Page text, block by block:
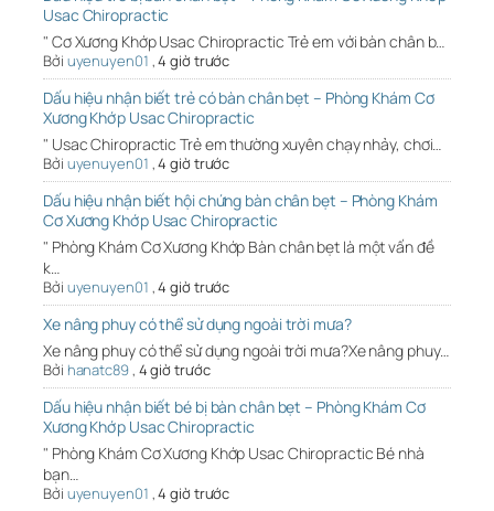
Usac Chiropractic
" Cơ Xương Khớp Usac Chiropractic Trẻ em với bàn chân b…
Bởi uyenuyen01 ,4 giờ trước
Dấu hiệu nhận biết trẻ có bàn chân bẹt – Phòng Khám Cơ
Xương Khớp Usac Chiropractic
" Usac Chiropractic Trẻ em thường xuyên chạy nhảy, chơi…
Bởi uyenuyen01 ,4 giờ trước
Dấu hiệu nhận biết hội chứng bàn chân bẹt – Phòng Khám
Cơ Xương Khớp Usac Chiropractic
" Phòng Khám Cơ Xương Khớp Bàn chân bẹt là một vấn đề
k…
Bởi uyenuyen01 ,4 giờ trước
Xe nâng phuy có thể sử dụng ngoài trời mưa?
Xe nâng phuy có thể sử dụng ngoài trời mưa?Xe nâng phuy…
Bởi hanatc89, 4 giờ trước
Dấu hiệu nhận biết bé bị bàn chân bẹt – Phòng Khám Cơ
Xương Khớp Usac Chiropractic
" Phòng Khám Cơ Xương Khớp Usac Chiropractic Bé nhà
bạn…
Bởi uyenuyen01 ,4 giờ trước